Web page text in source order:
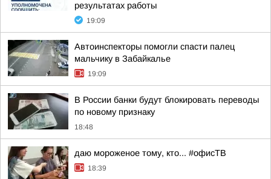
результатах работы
19:09
Автоинспекторы помогли спасти палец
мальчику в Забайкалье
19:09
В России банки будут блокировать переводы
по новому признаку
18:48
даю мороженое тому, кто... #офисТВ
18:39